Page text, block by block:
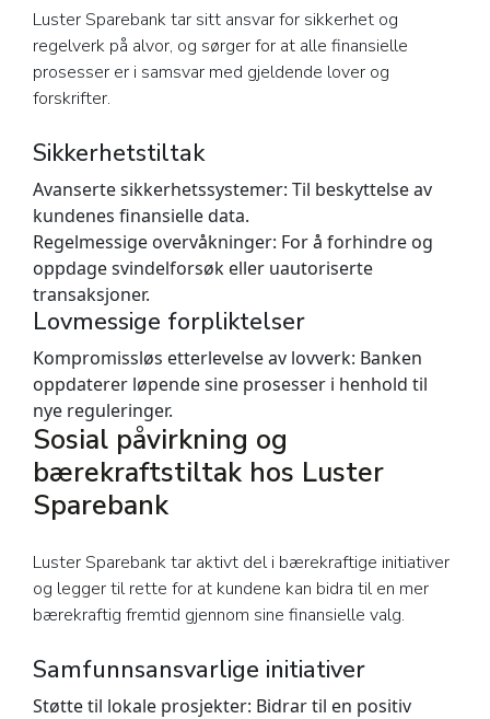
Luster Sparebank tar sitt ansvar for sikkerhet og
regelverk på alvor, og sørger for at alle finansielle
prosesser er i samsvar med gjeldende lover og
forskrifter.
Sikkerhetstiltak
Avanserte sikkerhetssystemer: Til beskyttelse av
kundenes finansielle data.
Regelmessige overvåkninger: For å forhindre og
oppdage svindelforsøk eller uautoriserte
transaksjoner.
Lovmessige forpliktelser
Kompromissløs etterlevelse av lovverk: Banken
oppdaterer løpende sine prosesser i henhold til
nye reguleringer.
Sosial påvirkning og
bærekraftstiltak hos Luster
Sparebank
Luster Sparebank tar aktivt del i bærekraftige initiativer
og legger til rette for at kundene kan bidra til en mer
bærekraftig fremtid gjennom sine finansielle valg.
Samfunnsansvarlige initiativer
Støtte til lokale prosjekter: Bidrar til en positiv